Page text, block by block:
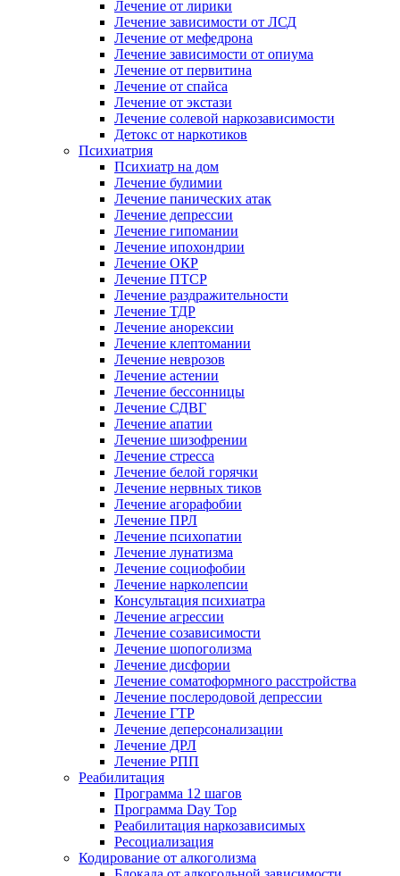
Лечение от лирики
Лечение зависимости от ЛСД
Лечение от мефедрона
Лечение зависимости от опиума
Лечение от первитина
Лечение от спайса
Лечение от экстази
Лечение солевой наркозависимости
Детокс от наркотиков
Психиатрия
Психиатр на дом
Лечение булимии
Лечение панических атак
Лечение депрессии
Лечение гипомании
Лечение ипохондрии
Лечение ОКР
Лечение ПТСР
Лечение раздражительности
Лечение ТДР
Лечение анорексии
Лечение клептомании
Лечение неврозов
Лечение астении
Лечение бессонницы
Лечение СДВГ
Лечение апатии
Лечение шизофрении
Лечение стресса
Лечение белой горячки
Лечение нервных тиков
Лечение агорафобии
Лечение ПРЛ
Лечение психопатии
Лечение лунатизма
Лечение социофобии
Лечение нарколепсии
Консультация психиатра
Лечение агрессии
Лечение созависимости
Лечение шопоголизма
Лечение дисфории
Лечение соматоформного расстройства
Лечение послеродовой депрессии
Лечение ГТР
Лечение деперсонализации
Лечение ДРЛ
Лечение РПП
Реабилитация
Программа 12 шагов
Программа Day Top
Реабилитация наркозависимых
Ресоциализация
Кодирование от алкоголизма